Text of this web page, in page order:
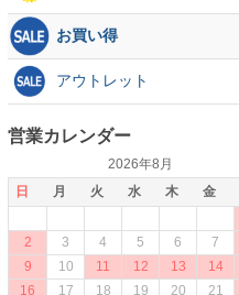
お買い得
アウトレット
営業カレンダー
2026年8月
日
月 火 水 木 金
2
3 4 5 6 7
9
10 11 12 13 14
16
17 18 19 20 21